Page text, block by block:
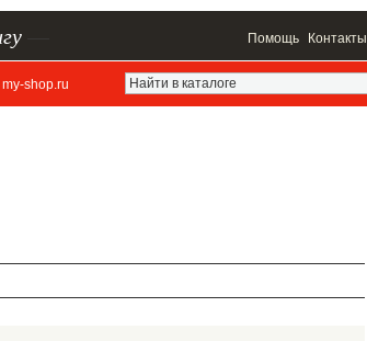
Помощь Контакты
my-shop.ru